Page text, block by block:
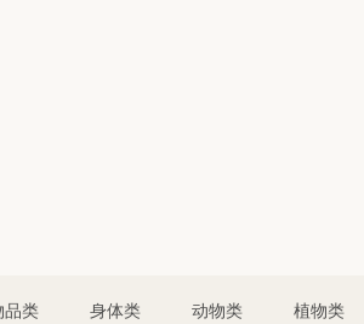
品类 身体类 动物类 植物类